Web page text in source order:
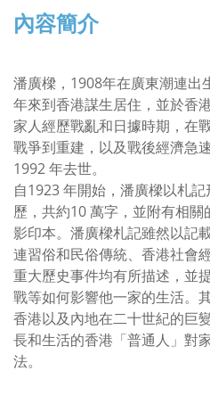
內容簡介
潘廣樑，1908年在廣東潮連出
年來到香港謀生居住，並於香
家人經歷戰亂和日據時期，在
戰爭到重建，以及戰後經濟急
1992 年去世。
自1923 年開始，潘廣樑以札
歷，共約10 萬字，並附有相
影印本。潘廣樑札記雖然以記
連習俗和民俗傳統、香港社會
重大歷史事件均有所描述，並
戰等如何影響他一家的生活。
香港以及內地在二十世紀的巨
長和生活的香港「普通人」對
法。